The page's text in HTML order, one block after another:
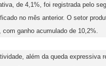
de 4,1%, foi registrada pelo
no mês anterior. O setor
ganho acumulado de 10,2%.
além da queda